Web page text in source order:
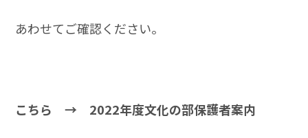
あわせてご確認ください。
こちら → 2022年度文化の部保護者案内